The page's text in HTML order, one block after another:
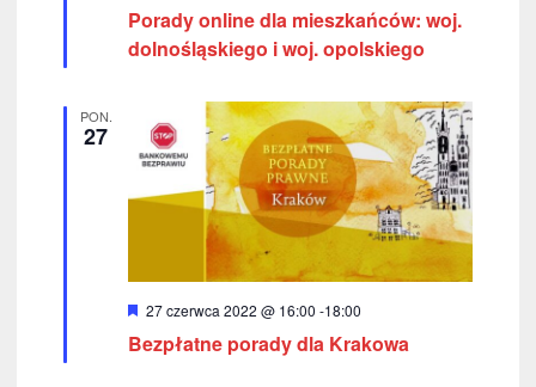
a
n
i
u
i
w
i
d
r
ó
ż
n
e
Porady online dla mieszkańców: woj.
dolnośląskiego i woj. opolskiego
PON.
27
W
r
27 czerwca 2022 @ 16:00 -18:00
Bezpłatne porady dla Krakowa